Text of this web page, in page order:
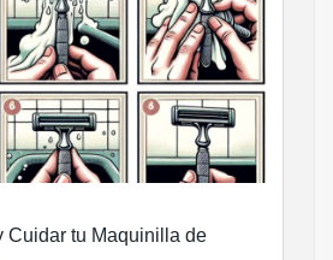
Cuidar tu Maquinilla de